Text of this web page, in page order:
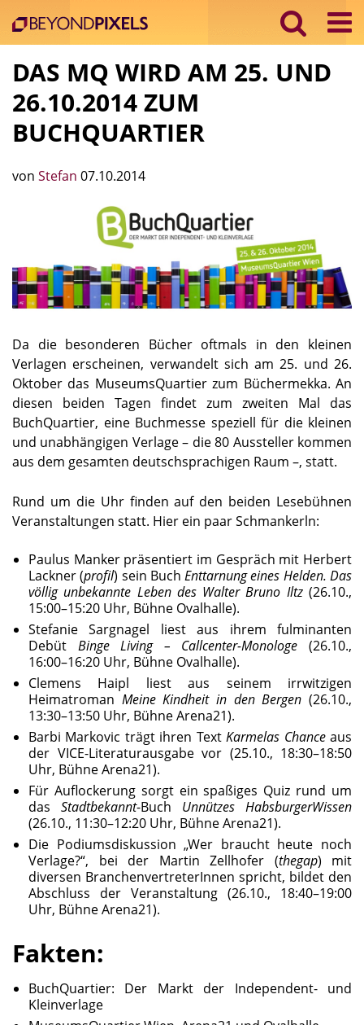
DAS MQ WIRD AM 25. UND
26.10.2014 ZUM
BUCHQUARTIER
von Stefan 07.10.2014
Da die besonderen Bücher oftmals in den kleinen
Verlagen erscheinen, verwandelt sich am 25. und 26.
Oktober das MuseumsQuartier zum Büchermekka. An
diesen beiden Tagen findet zum zweiten Mal das
BuchQuartier, eine Buchmesse speziell für die kleinen
und unabhängigen Verlage – die 80 Aussteller kommen
aus dem gesamten deutschsprachigen Raum –, statt.
Rund um die Uhr finden auf den beiden Lesebühnen
Veranstaltungen statt. Hier ein paar Schmankerln:
Paulus Manker präsentiert im Gespräch mit Herbert
Lackner (profil) sein BuchEnttarnung eines Helden. Das
völlig unbekannte Leben des Walter Bruno Iltz(26.10.,
15:00–15:20 Uhr, Bühne Ovalhalle).
Stefanie Sargnagel liest aus ihrem fulminanten
Debüt Binge Living – Callcenter-Monologe (26.10.,
16:00–16:20 Uhr, Bühne Ovalhalle).
Clemens Haipl liest aus seinem irrwitzigen
Heimatroman Meine Kindheit in den Bergen (26.10.,
13:30–13:50 Uhr, Bühne Arena21).
Barbi Markovic trägt ihren TextKarmelas Chanceaus
der VICE-Literaturausgabe vor (25.10., 18:30–18:50
Uhr, Bühne Arena21).
Für Auflockerung sorgt ein spaßiges Quiz rund um
das Stadtbekannt-Buch Unnützes HabsburgerWissen
(26.10., 11:30–12:20 Uhr, Bühne Arena21).
Die Podiumsdiskussion „Wer braucht heute noch
Verlage?“, bei der Martin Zellhofer (thegap) mit
diversen BranchenvertreterInnen spricht, bildet den
Abschluss der Veranstaltung (26.10., 18:40–19:00
Uhr, Bühne Arena21).
Fakten:
BuchQuartier: Der Markt der Independent- und
Kleinverlage